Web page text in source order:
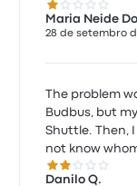
1.0 de 5
Maria Neide
28 de setembro
The problem
Budbus, but
Shuttle. Then,
not know
2.0 de 5
Danilo Q.